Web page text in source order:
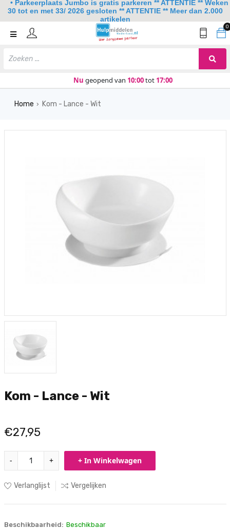
0
Nu geopend van 10:00tot 17:00
Home
Home › Kom - Lance - Wit
Kom - Lance - Wit
€27,95
- + + In Winkelwagen
Verlanglijst Vergelijken
Beschikbaarheid: Beschikbaar
• Parkeerplaats Jumbo is gratis parkeren ** ATTENTIE ** Weken
30 tot en met 33/ 2026 gesloten ** ATTENTIE ** Meer dan 2.000
artikelen